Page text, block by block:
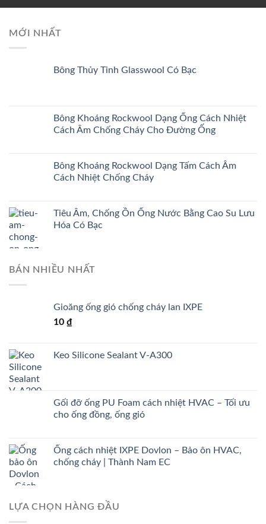
MỚI NHẤT
Bông Thủy Tinh Glasswool Có Bạc
Bông Khoáng Rockwool Dạng Ống Cách Nhiệt
Cách Âm Chống Cháy Cho Đường Ống
Bông Khoáng Rockwool Dạng Tấm Cách Âm
Cách Nhiệt Chống Cháy
Tiêu Âm, Chống Ồn Ống Nước Bằng Cao Su Lưu
Hóa Có Bạc
BÁN NHIỀU NHẤT
Gioăng ống gió chống cháy lan IXPE
10 ₫
Keo Silicone Sealant V-A300
Gối đỡ ống PU Foam cách nhiệt HVAC – Tối ưu
cho ống đồng, ống gió
Ống cách nhiệt IXPE Dovlon – Bảo ôn HVAC,
chống cháy | Thành Nam EC
LỰA CHỌN HÀNG ĐẦU